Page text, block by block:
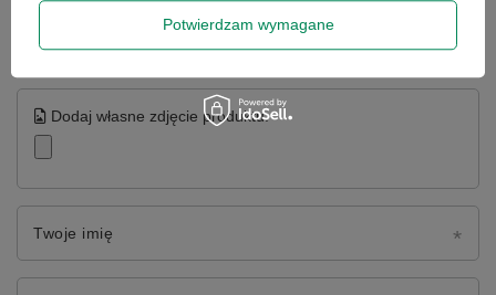
Dodaj własne zdjęcie produktu:
Twoje imię
Potwierdzam wymagane